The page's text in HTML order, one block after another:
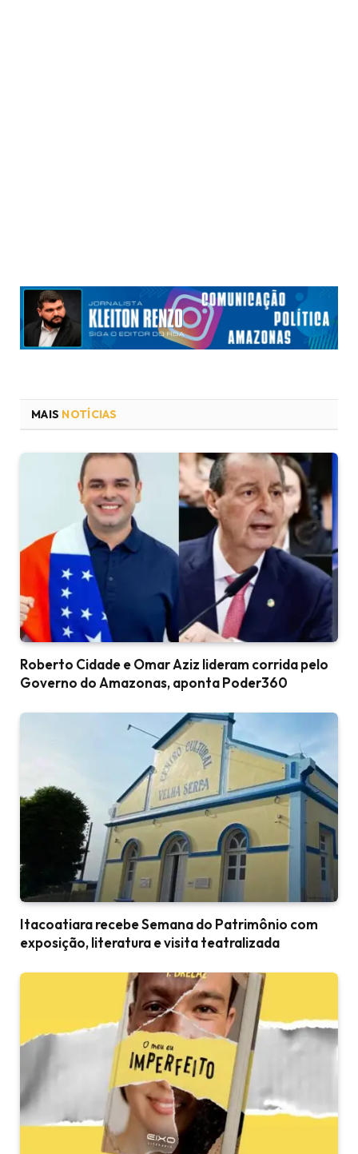
MAIS NOTÍCIAS
Roberto Cidade e Omar Aziz lideram corrida pelo
Governo do Amazonas, aponta Poder360
Itacoatiara recebe Semana do Patrimônio com
exposição, literatura e visita teatralizada